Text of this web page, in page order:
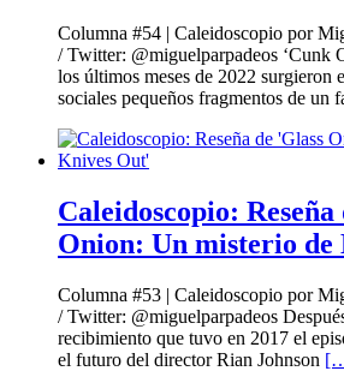
Columna #54 | Caleidoscopio por
/ Twitter: @miguelparpadeos ‘Cunk
los últimos meses de 2022 surgieron
sociales pequeños fragmentos de un
Caleidoscopio: Reseña
Onion: Un misterio de
Columna #53 | Caleidoscopio por
/ Twitter: @miguelparpadeos
recibimiento que tuvo en 2017 el
el futuro del director Rian Johnson